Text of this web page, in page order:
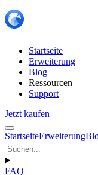
Startseite
Erweiterung
Blog
Ressourcen
Support
Jetzt kaufen
StartseiteErweiterung
FAQ